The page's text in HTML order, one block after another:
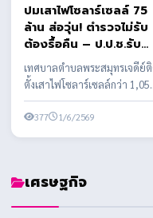
ปมเสาไฟโซลาร์เซลล์ 75
ล้าน ส่อวุ่น! ตำรวจไม่รับ
ต้องรื้อคืน – ป.ป.ช.รับ
เรื่องตรวจสอบ
เทศบาลตำบลพระสมุทรเจดีย์
ตั้งเสาไฟโซลาร์เซลล์กว่า 1,058
ต้น งบประมาณกว่า 75 ล้านบา
พบข้อสงสัยหลาย...
377 1/6/2569
เศรษฐกิจ